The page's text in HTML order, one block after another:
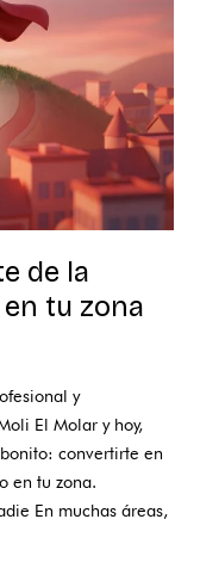
de la
tu zona
y
El Molar y hoy,
convertirte en
en tu zona.
En muchas áreas,